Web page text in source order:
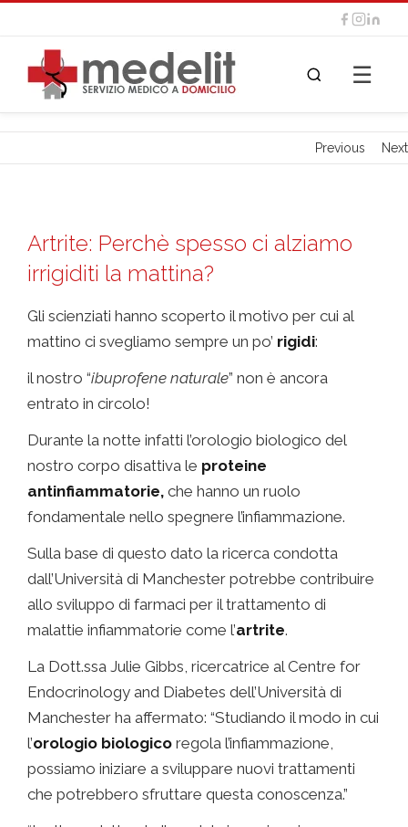
☰
Previous Next
Artrite: Perchè spesso ci alziamo
irrigiditi la mattina?
Gli scienziati hanno scoperto il motivo per cui al
mattino ci svegliamo sempre un po’ rigidi:
il nostro “ibuprofene naturale” non è ancora
entrato in circolo!
Durante la notte infatti l’orologio biologico del
nostro corpo disattiva le proteine
antinfiammatorie, che hanno un ruolo
fondamentale nello spegnere l’infiammazione.
Sulla base di questo dato la ricerca condotta
dall’Università di Manchester potrebbe contribuire
allo sviluppo di farmaci per il trattamento di
malattie infiammatorie come l’artrite.
La Dott.ssa Julie Gibbs, ricercatrice al Centre for
Endocrinology and Diabetes dell’Università di
Manchester ha affermato: “Studiando il modo in cui
l’orologio biologico regola l’infiammazione,
possiamo iniziare a sviluppare nuovi trattamenti
che potrebbero sfruttare questa conoscenza.”